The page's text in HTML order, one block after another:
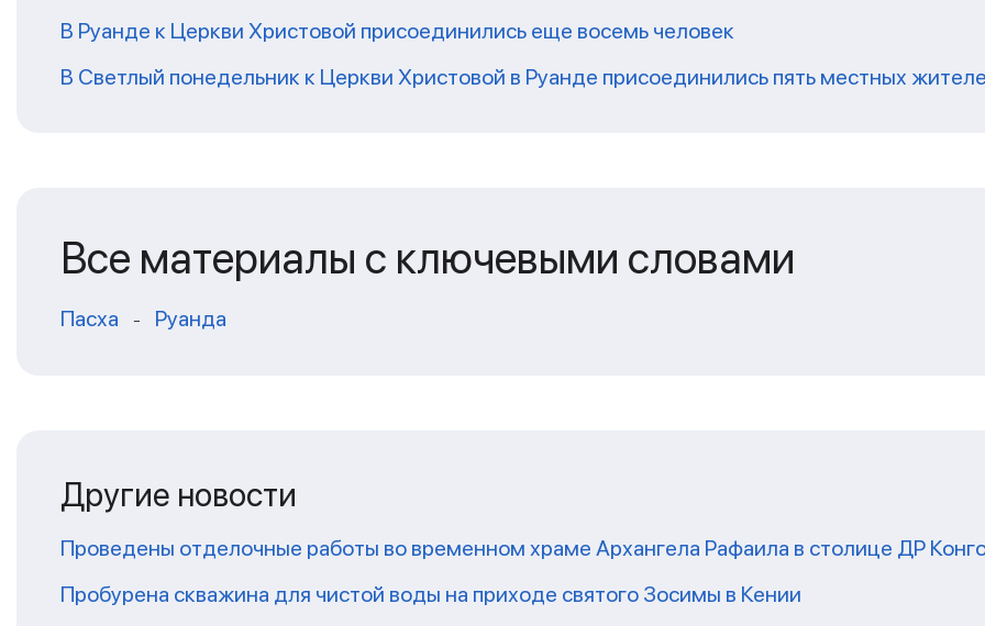
В Руанде к Церкви Христовой присоединились еще восемь человек
В Светлый понедельник к Церкви Христовой в Руанде присоединились пять местных
Все материалы с ключевыми словами
Пасха - Руанда
Другие новости
Проведены отделочные работы во временном храме Архангела Рафаила в столице ДР
Пробурена скважина для чистой воды на приходе святого Зосимы в Кении